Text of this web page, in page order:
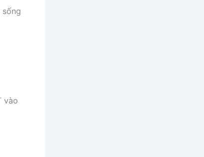
sống
vào